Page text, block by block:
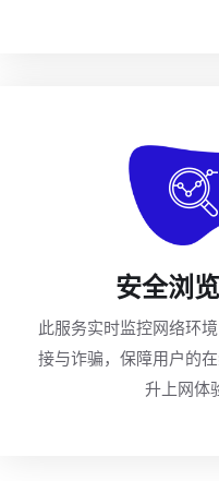
安全浏
此服务实时监控网络环
接与诈骗，保障用户的
升上网体